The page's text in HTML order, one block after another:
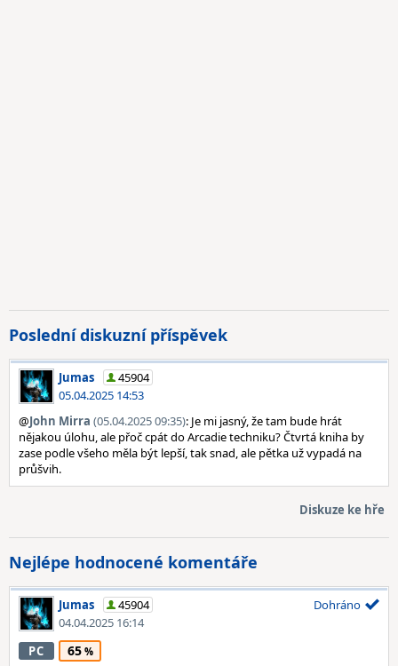
Poslední diskuzní příspěvek
Jumas
45904
05.04.2025 14:53
@John Mirra (05.04.2025 09:35): Je mi jasný, že tam bude hrát
nějakou úlohu, ale přoč cpát do Arcadie techniku? Čtvrtá kniha by
zase podle všeho měla být lepší, tak snad, ale pětka už vypadá na
průšvih.
Diskuze ke hře
Nejlépe hodnocené komentáře
Jumas
45904
04.04.2025 16:14
Dohráno
PC 65